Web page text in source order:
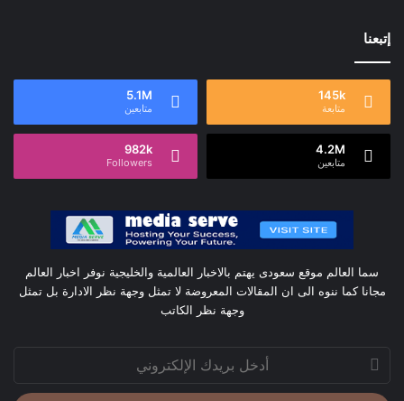
إتبعنا
145k
متابعة
5.1M
متابعين
4.2M
متابعين
982k
Followers
سما العالم موقع سعودى يهتم بالاخبار العالمية والخليجية نوفر اخبار العالم
مجانا كما ننوه الى ان المقالات المعروضة لا تمثل وجهة نظر الادارة بل تمثل
وجهة نظر الكاتب
بريدك
الإلكتروني